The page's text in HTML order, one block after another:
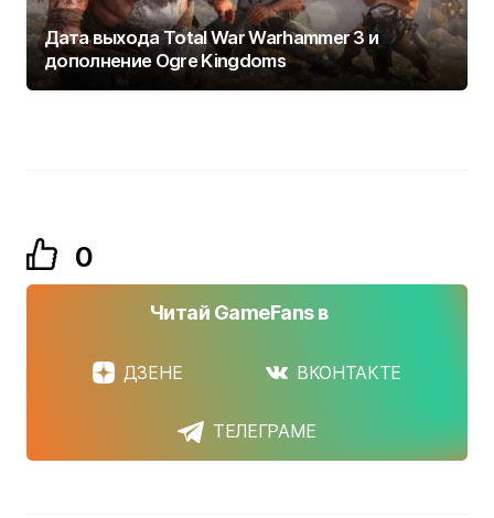
Дата выхода Total War Warhammer 3 и
дополнение Ogre Kingdoms
0
Читай GameFans в
ДЗЕНЕ ВКОНТАКТЕ
ТЕЛЕГРАМЕ